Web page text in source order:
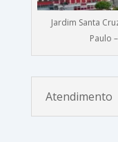
Jardim Santa
Paulo
Atendimento